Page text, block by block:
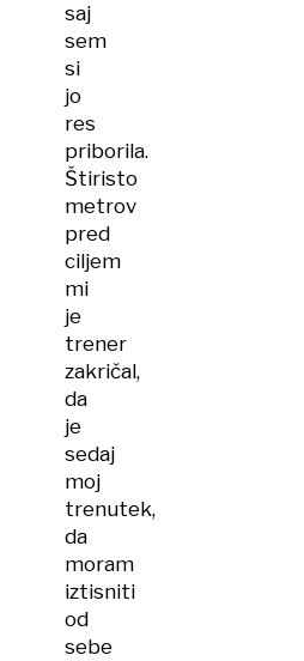
saj
sem
si
jo
res
priborila.
Štiristo
metrov
pred
ciljem
mi
je
trener
zakričal,
da
je
sedaj
moj
trenutek,
da
moram
iztisniti
od
sebe